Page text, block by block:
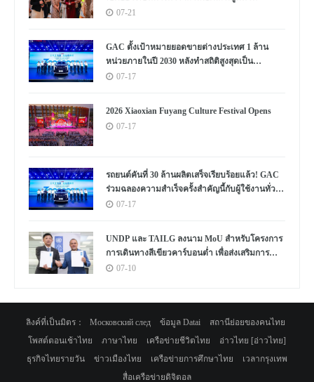
07-21
GAC ตั้งเป้าหมายยอดขายต่างประเทศ 1 ล้าน
หน่วยภายในปี 2030 หลังทำสถิติสูงสุดเป็น
ประวัติการณ์
07-17
2026 Xiaoxian Fuyang Culture Festival Opens
07-17
รถยนต์คันที่ 30 ล้านผลิตเสร็จเรียบร้อยแล้ว! GAC
ร่วมฉลองความสำเร็จครั้งสำคัญนี้กับผู้ใช้งานทั่ว
โลก07-17
UNDP และ TAILG ลงนาม MoU สำหรับโครงการ
การเดินทางสีเขียวคาร์บอนต่ำ เพื่อส่งเสริมการ
พัฒนาอย่างยั่งยืนในแอฟริกาและทั่วโลก
07-10
ลิงค์ที่เป็นมิตร： Московский след ข้อมูล Datai
สถานีย่อยของคนไทย
โพสต์ตอนเช้าไทย
ภาษาไทย เครือข่ายชีวิตไทย
อ่าวไทย [อ่าวไทย]
ธุรกิจไทยรายวัน
ข่าวเมืองไทย เครือข่ายการศึกษาไทย
เวลากรุงเทพ
สื่อเครือข่ายดิจิตอล